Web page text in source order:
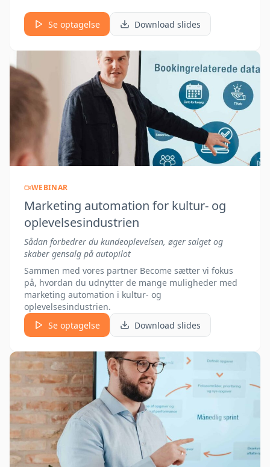
Se optagelse Download slides
WEBINAR
Marketing automation for kultur- og
oplevelsesindustrien
Sådan forbedrer du kundeoplevelsen, øger salget og
skaber gensalg på autopilot
Sammen med vores partner Become sætter vi fokus
på, hvordan du udnytter de mange muligheder med
marketing automation i kultur- og
oplevelsesindustrien.
Se optagelse
Download slides